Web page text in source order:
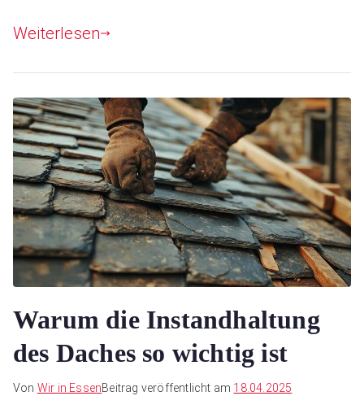
Weiterlesen
Warum die Instandhaltung
des Daches so wichtig ist
Von Wir in EssenBeitrag veröffentlicht am 18.04.2025